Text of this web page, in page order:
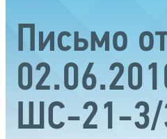
Письмо
ШС-21-3/